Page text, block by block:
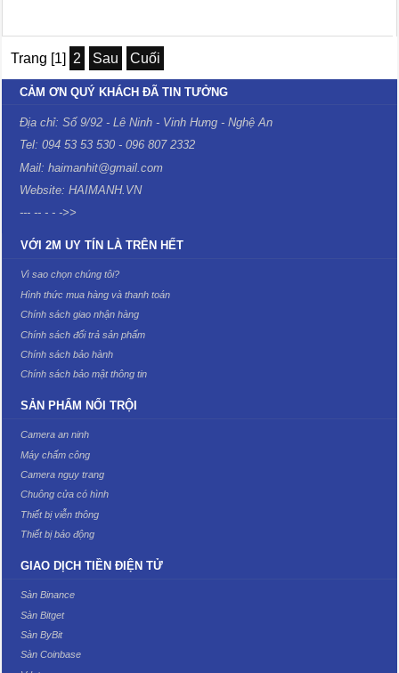
Trang [1] 2 Sau Cuối
CẢM ƠN QUÝ KHÁCH ĐÃ TIN TƯỞNG
Địa chỉ: Số 9/92 - Lê Ninh - Vinh Hưng - Nghệ An
Tel: 094 53 53 530 - 096 807 2332
Mail: haimanhit@gmail.com
Website: HAIMANH.VN
--- -- - - ->>
VỚI 2M UY TÍN LÀ TRÊN HẾT
Vì sao chọn chúng tôi?
Hình thức mua hàng và thanh toán
Chính sách giao nhận hàng
Chính sách đổi trả sản phẩm
Chính sách bảo hành
Chính sách bảo mật thông tin
SẢN PHẨM NỔI TRỘI
Camera an ninh
Máy chấm công
Camera ngụy trang
Chuông cửa có hình
Thiết bị viễn thông
Thiết bị báo động
GIAO DỊCH TIỀN ĐIỆN TỬ
Sàn Binance
Sàn Bitget
Sàn ByBit
Sàn Coinbase